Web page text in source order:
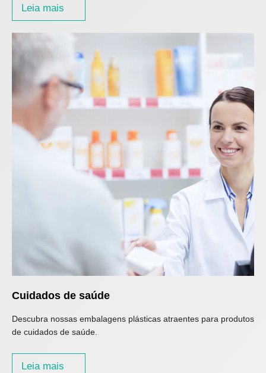
Leia mais
Cuidados de saúde
Descubra nossas embalagens plásticas atraentes para produtos
de cuidados de saúde.
Leia mais